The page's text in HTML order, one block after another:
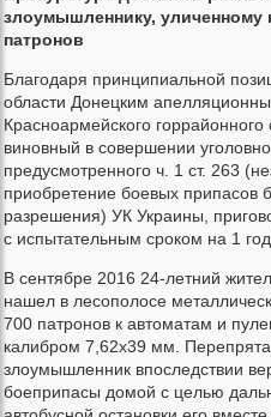
злоумышленнику, уличенному
патронов
Благодаря принципиальной
области Донецким
Красноармейского
виновный в совершении
предусмотренного ч. 1 ст. 263
приобретение боевых припасов
разрешения) УК Украины,
с испытательным сроком на 1 год.
В сентябре 2016 24-летний
нашел в лесополосе
700 патронов к автоматам и
калибром 7,62х39 мм.
злоумышленник впоследствии
боеприпасы домой с целью